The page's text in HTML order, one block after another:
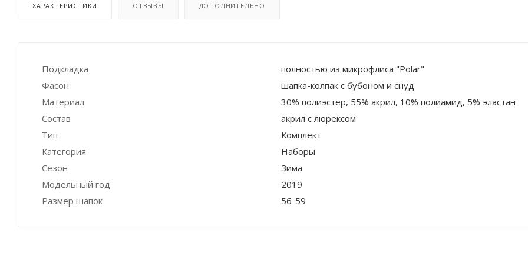
ХАРАКТЕРИСТИКИ ОТЗЫВЫ ДОПОЛНИТЕЛЬНО
Подкладка
полностью из микрофлиса "Polar"
Фасон
шапка-колпак с бубоном и снуд
Материал
30% полиэстер, 55% акрил, 10% полиамид, 5% эластан
Состав
акрил с люрексом
Тип
Комплект
Категория
Наборы
Сезон
Зима
Модельный год
2019
Размер шапок
56-59